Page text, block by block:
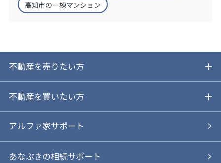
高知市の一棟マンション
不動産を売りたい方
ご売却ガイド
ご売却の流れ
あなぶきの仲介
不動産を買いたい方
ご購入ガイド
物件を探す
アルファ家サポート
あなぶきの相続サポート